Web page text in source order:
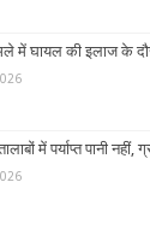
में घायल की इलाज के
में पर्याप्त पानी नहीं,